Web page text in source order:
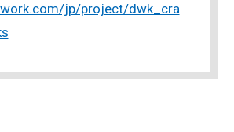
jp/project/dwk_cra